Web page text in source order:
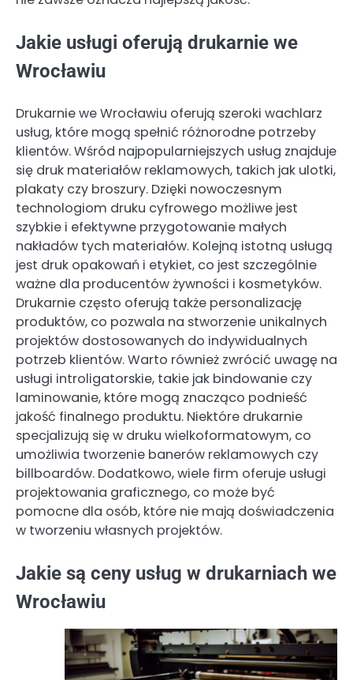
Jakie usługi oferują drukarnie we
Wrocławiu
Drukarnie we Wrocławiu oferują szeroki wachlarz
usług, które mogą spełnić różnorodne potrzeby
klientów. Wśród najpopularniejszych usług znajduje
się druk materiałów reklamowych, takich jak ulotki,
plakaty czy broszury. Dzięki nowoczesnym
technologiom druku cyfrowego możliwe jest
szybkie i efektywne przygotowanie małych
nakładów tych materiałów. Kolejną istotną usługą
jest druk opakowań i etykiet, co jest szczególnie
ważne dla producentów żywności i kosmetyków.
Drukarnie często oferują także personalizację
produktów, co pozwala na stworzenie unikalnych
projektów dostosowanych do indywidualnych
potrzeb klientów. Warto również zwrócić uwagę na
usługi introligatorskie, takie jak bindowanie czy
laminowanie, które mogą znacząco podnieść
jakość finalnego produktu. Niektóre drukarnie
specjalizują się w druku wielkoformatowym, co
umożliwia tworzenie banerów reklamowych czy
billboardów. Dodatkowo, wiele firm oferuje usługi
projektowania graficznego, co może być
pomocne dla osób, które nie mają doświadczenia
w tworzeniu własnych projektów.
Jakie są ceny usług w drukarniach we
Wrocławiu